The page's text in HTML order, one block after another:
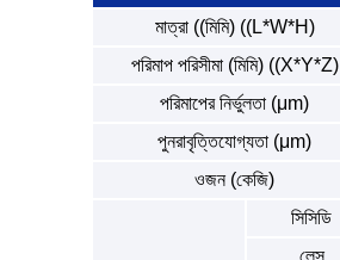
মাত্রা ((মিমি) ((L*W*H)
পরিমাপ পরিসীমা (মিমি) ((X*Y*Z)
পরিমাপের নির্ভুলতা (μm)
পুনরাবৃত্তিযোগ্যতা (μm)
ওজন (কেজি)
সিসিডি
লেন্স